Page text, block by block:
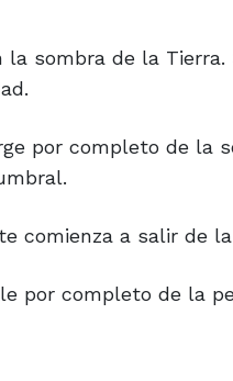
sombra de la
por completo de la
comienza a salir de
por completo de la